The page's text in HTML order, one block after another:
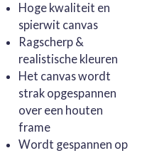
Hoge kwaliteit en
spierwit canvas
Ragscherp &
realistische kleuren
Het canvas wordt
strak opgespannen
over een houten
frame
Wordt gespannen op